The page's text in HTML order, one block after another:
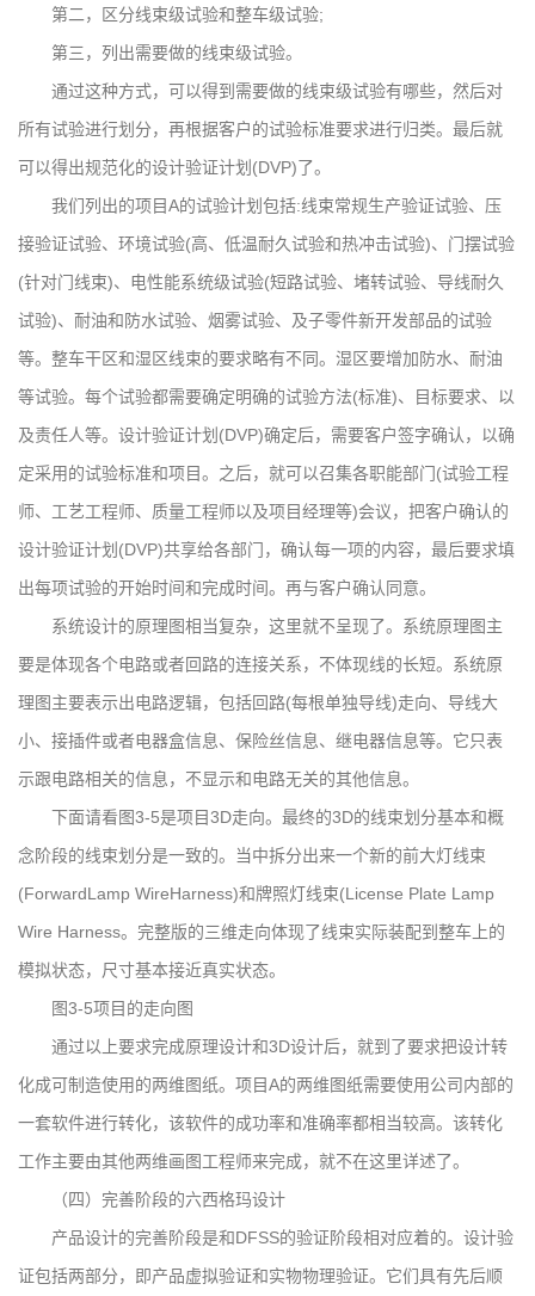
第二，区分线束级试验和整车级试验;
第三，列出需要做的线束级试验。
通过这种方式，可以得到需要做的线束级试验有哪些，然后对
所有试验进行划分，再根据客户的试验标准要求进行归类。最后就
可以得出规范化的设计验证计划(DVP)了。
我们列出的项目A的试验计划包括:线束常规生产验证试验、压
接验证试验、环境试验(高、低温耐久试验和热冲击试验)、门摆试验
(针对门线束)、电性能系统级试验(短路试验、堵转试验、导线耐久
试验)、耐油和防水试验、烟雾试验、及子零件新开发部品的试验
等。整车干区和湿区线束的要求略有不同。湿区要增加防水、耐油
等试验。每个试验都需要确定明确的试验方法(标准)、目标要求、以
及责任人等。设计验证计划(DVP)确定后，需要客户签字确认，以确
定采用的试验标准和项目。之后，就可以召集各职能部门(试验工程
师、工艺工程师、质量工程师以及项目经理等)会议，把客户确认的
设计验证计划(DVP)共享给各部门，确认每一项的内容，最后要求填
出每项试验的开始时间和完成时间。再与客户确认同意。
系统设计的原理图相当复杂，这里就不呈现了。系统原理图主
要是体现各个电路或者回路的连接关系，不体现线的长短。系统原
理图主要表示出电路逻辑，包括回路(每根单独导线)走向、导线大
小、接插件或者电器盒信息、保险丝信息、继电器信息等。它只表
示跟电路相关的信息，不显示和电路无关的其他信息。
下面请看图3-5是项目3D走向。最终的3D的线束划分基本和概
念阶段的线束划分是一致的。当中拆分出来一个新的前大灯线束
(ForwardLamp WireHarness)和牌照灯线束(License Plate Lamp
Wire Harness。完整版的三维走向体现了线束实际装配到整车上的
模拟状态，尺寸基本接近真实状态。
图3-5项目的走向图
通过以上要求完成原理设计和3D设计后，就到了要求把设计转
化成可制造使用的两维图纸。项目A的两维图纸需要使用公司内部的
一套软件进行转化，该软件的成功率和准确率都相当较高。该转化
工作主要由其他两维画图工程师来完成，就不在这里详述了。
（四）完善阶段的六西格玛设计
产品设计的完善阶段是和DFSS的验证阶段相对应着的。设计验
证包括两部分，即产品虚拟验证和实物物理验证。它们具有先后顺